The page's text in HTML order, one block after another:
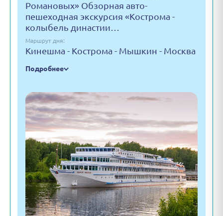
Романовых» Обзорная авто-
пешеходная экскурсия «Кострома -
колыбель династии…
Маршрут дня:
Кинешма - Кострома - Мышкин - Москва
Подробнее